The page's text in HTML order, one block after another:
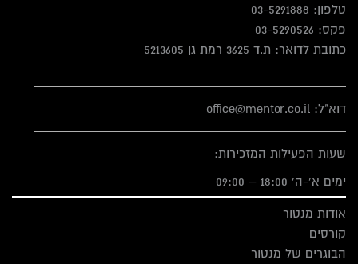
טלפון: 03-5291888
פקס: 03-5290526
כתובת לדואר: ת.ד 3625 רמת גן 5213605
דוא"ל: office@mentor.co.il
שעות הפעילות המזכירות:
ימים א'-ה' 18:00 – 09:00
אודות מנטור
קורסים
הבוגרים של מנטור